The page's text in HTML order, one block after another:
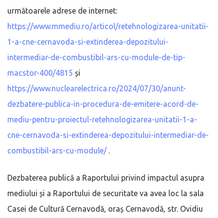
următoarele adrese de internet:
https://www.mmediu.ro/articol/retehnologizarea-unitatii-
1-a-cne-cernavoda-si-extinderea-depozitului-
intermediar-de-combustibil-ars-cu-module-de-tip-
macstor-400/4815 și
https://www.nuclearelectrica.ro/2024/07/30/anunt-
dezbatere-publica-in-procedura-de-emitere-acord-de-
mediu-pentru-proiectul-retehnologizarea-unitatii-1-a-
cne-cernavoda-si-extinderea-depozitului-intermediar-de-
combustibil-ars-cu-module/.
Dezbaterea publică a Raportului privind impactul asupra
mediului și a Raportului de securitate va avea loc la sala
Casei de Cultură Cernavodă, oraș Cernavodă, str. Ovidiu